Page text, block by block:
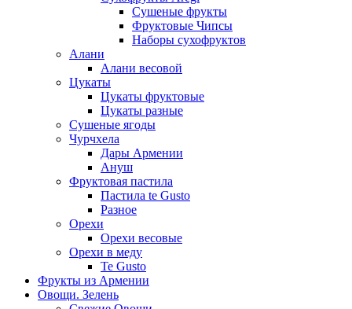
Сушеные фрукты
Фруктовые Чипсы
Наборы сухофруктов
Алани
Алани весовой
Цукаты
Цукаты фруктовые
Цукаты разные
Сушеные ягоды
Чурчхела
Дары Армении
Ануш
Фруктовая пастила
Пастила te Gusto
Разное
Орехи
Орехи весовые
Орехи в меду
Te Gusto
Фрукты из Армении
Овощи. Зелень